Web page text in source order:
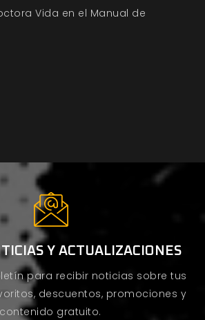
Vida en el Manual de
Y ACTUALIZACIONES
para recibir noticias sobre tus
descuentos, promociones y
contenido gratuito.